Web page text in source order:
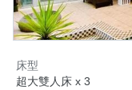
床型
超大雙人床 x 3